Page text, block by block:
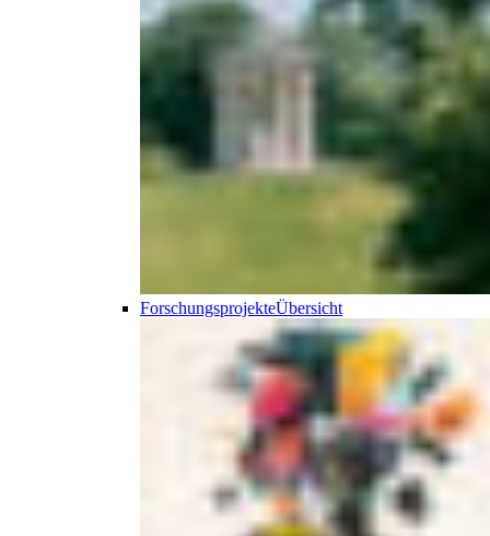
ForschungsprojekteÜbersicht